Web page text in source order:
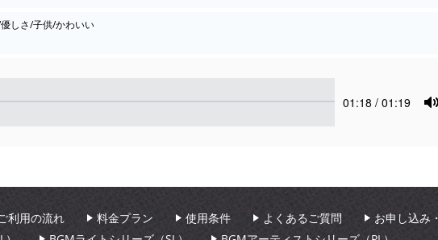
しさ/子供/かわいい
Current
01:18 / 01:19
利用の流れ 料金プラン 使用条件 よくあるご質問
お申し込み